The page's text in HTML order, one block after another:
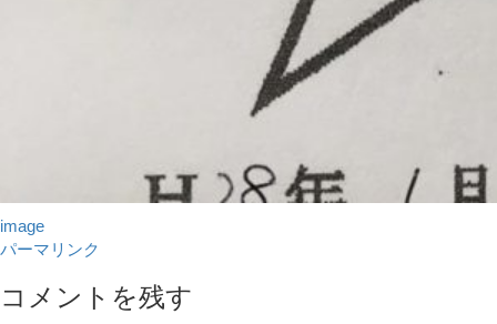
image
パーマリンク
コメントを残す